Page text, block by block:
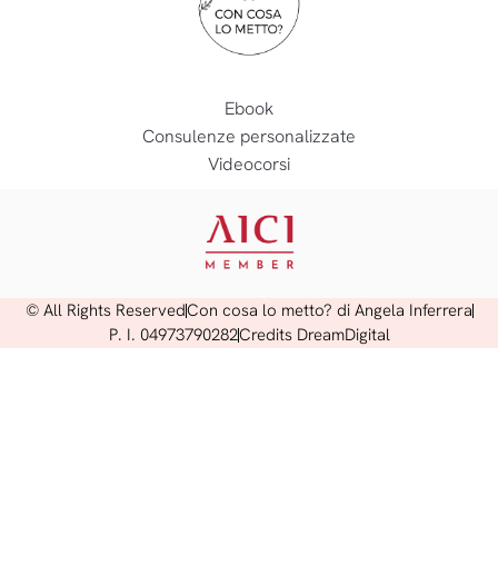
Ebook
Consulenze personalizzate
Videocorsi
© All Rights ReservedCon cosa lo metto? di Angela Inferrera
P. I. 04973790282Credits DreamDigital